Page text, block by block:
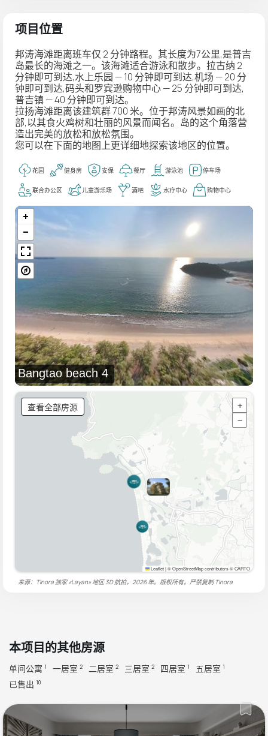
项目位置
邦涛海滩距离班车仅 2 分钟路程。其长度为7公里,是普吉
岛最长的海滩之一。该海滩适合游泳和散步。拉古纳 2
分钟即可到达,水上乐园 — 10 分钟即可到达,机场 — 20 分
钟即可到达,码头和罗宾逊购物中心 — 25 分钟即可到达,
普吉镇 — 40 分钟即可到达。
拉扬海滩距离该建筑群 700 米。位于邦涛风景如画的北
部,以其食火鸡树和壮丽的风景而闻名。岛的这个角落营
造出完美的放松和放松氛围。
您可以在下面的地图上更详细地探索该地区的位置。
花园 健身房 安保 餐厅 游泳池 停车场
联合办公区 儿童游乐场 酒吧 水疗中心 购物中心
Bangtao beach 4
查看全部房源
+
−
Leaflet|© OpenStreetMap contributors © CARTO
来源：Tinora 独家 «Layan» 地区 3D 航拍，2026 年。版权所有。严禁复制Tinora
本项目的其他房源
单间公寓 1 一居室 2 二居室 2 三居室 2 四居室 1 五居室 1
已售出 10